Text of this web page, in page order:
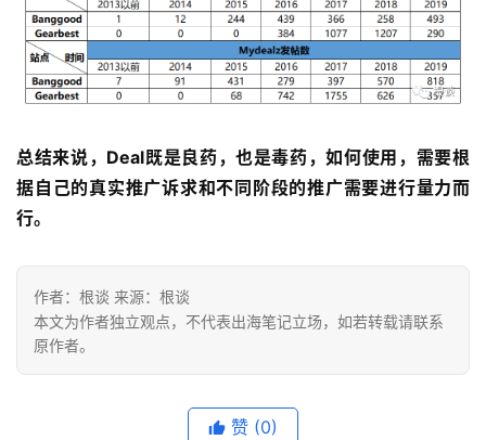
总结来说，Deal既是良药，也是毒药，如何使用，需要根
据自己的真实推广诉求和不同阶段的推广需要进行量力而
行。
作者：根谈 来源：根谈
本文为作者独立观点，不代表出海笔记立场，如若转载请联系
原作者。
赞 (0)